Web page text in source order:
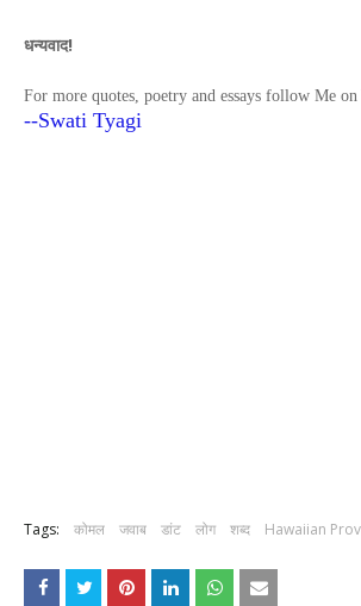
धन्यवाद!
For more quotes, poetry and essays follow Me
--Swati Tyagi
Tags: कोमल जवाब डांट लोग शब्द Hawaiian